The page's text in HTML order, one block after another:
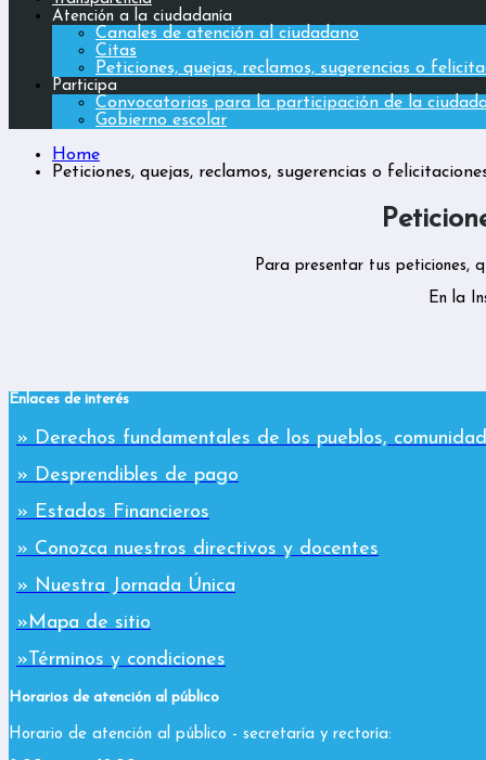
Atención a la ciudadanía
Canales de atención al ciudadano
Citas
Peticiones, quejas, reclamos, sugerencias o
Participa
Convocatorias para la participación de la
Gobierno escolar
Home
Peticiones, quejas, reclamos, sugerencias o
Para presentar tus peticiones,
En la
Enlaces de interés
» Derechos fundamentales de los pueblos,
» Desprendibles de pago
» Estados Financieros
» Conozca nuestros directivos y docentes
» Nuestra Jornada Única
»Mapa de sitio
»Términos y condiciones
Horarios de atención al público
Horario de atención al público - secretaría y rectoría: